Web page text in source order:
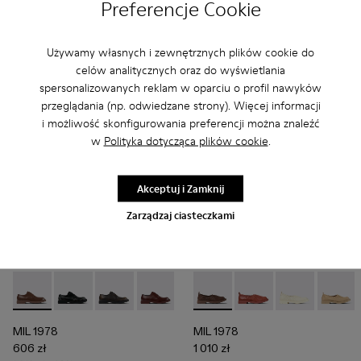
Preferencje Cookie
Używamy własnych i zewnętrznych plików cookie do
celów analitycznych oraz do wyświetlania
spersonalizowanych reklam w oparciu o profil nawyków
przeglądania (np. odwiedzane strony). Więcej informacji
i możliwość skonfigurowania preferencji można znaleźć
w Polityka dotycząca plików cookie.
Zarządzaj ciasteczkami
Akceptuj i Zamknij
Dodaj
606 zł
Dodaj
MIL 1978 - A500002-012 - Brązowe skórzane buty
MIL 1978 - A500002-015 - Czarne buty ze skóry
MIL 1978 - A500002-010 - Buty ze skóry
MIL 1978 - A500002-008 - Bordowe
MIL 1978 - A500002-006 -
MIL 1978 - A500002-
MIL 1978 -MIL 1978
MIL 1978
606 zł
MIL 1978 - A500010-007 -
MIL 1978 -MIL 1978 -
MIL
MIL 1978
1 010 zł